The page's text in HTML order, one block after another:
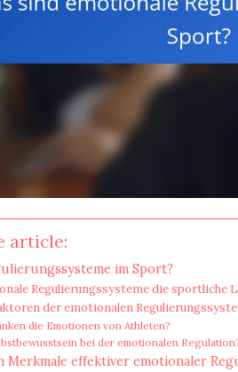
article:
im Sport?
Regulierungssysteme die sportliche
der emotionalen
die Emotionen von Athleten?
bei der emotionalen
Merkmale effektiver emotionaler